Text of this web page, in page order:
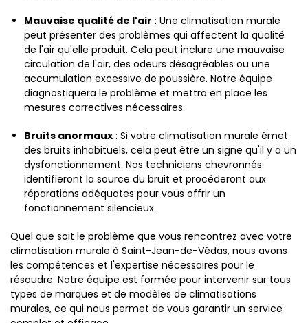
Mauvaise qualité de l'air : Une climatisation murale
peut présenter des problèmes qui affectent la qualité
de l'air qu'elle produit. Cela peut inclure une mauvaise
circulation de l'air, des odeurs désagréables ou une
accumulation excessive de poussière. Notre équipe
diagnostiquera le problème et mettra en place les
mesures correctives nécessaires.
Bruits anormaux : Si votre climatisation murale émet
des bruits inhabituels, cela peut être un signe qu'il y a un
dysfonctionnement. Nos techniciens chevronnés
identifieront la source du bruit et procéderont aux
réparations adéquates pour vous offrir un
fonctionnement silencieux.
Quel que soit le problème que vous rencontrez avec votre
climatisation murale à Saint-Jean-de-Védas, nous avons
les compétences et l'expertise nécessaires pour le
résoudre. Notre équipe est formée pour intervenir sur tous
types de marques et de modèles de climatisations
murales, ce qui nous permet de vous garantir un service